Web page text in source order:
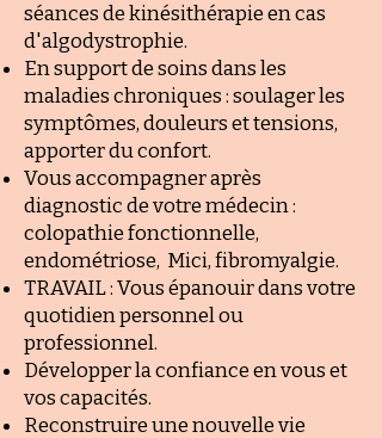
séances de kinésithérapie en cas
d'algodystrophie.
En support de soins dans les
maladies chroniques : soulager les
symptômes, douleurs et tensions,
apporter du confort.
Vous accompagner après
diagnostic de votre médecin :
colopathie fonctionnelle,
endométriose, Mici, fibromyalgie.
TRAVAIL : Vous épanouir dans votre
quotidien personnel ou
professionnel.
Développer la confiance en vous et
vos capacités.
Reconstruire une nouvelle vie